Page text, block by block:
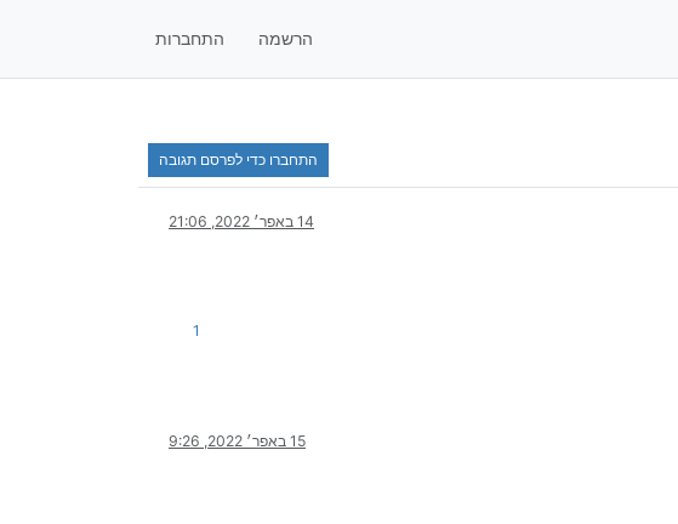
הרשמה התחברות
התחברו כדי לפרסם תגובה
14 באפר׳ 2022, 21:06
1
15 באפר׳ 2022, 9:26